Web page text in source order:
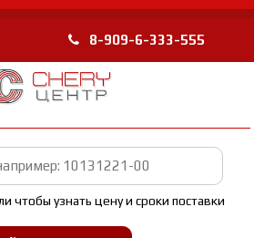
8-909-6-333-555
чтобы узнать цену и сроки поставки